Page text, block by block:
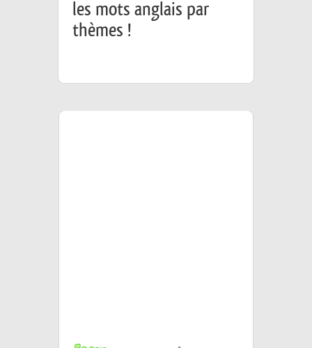
les mots anglais par
thèmes !